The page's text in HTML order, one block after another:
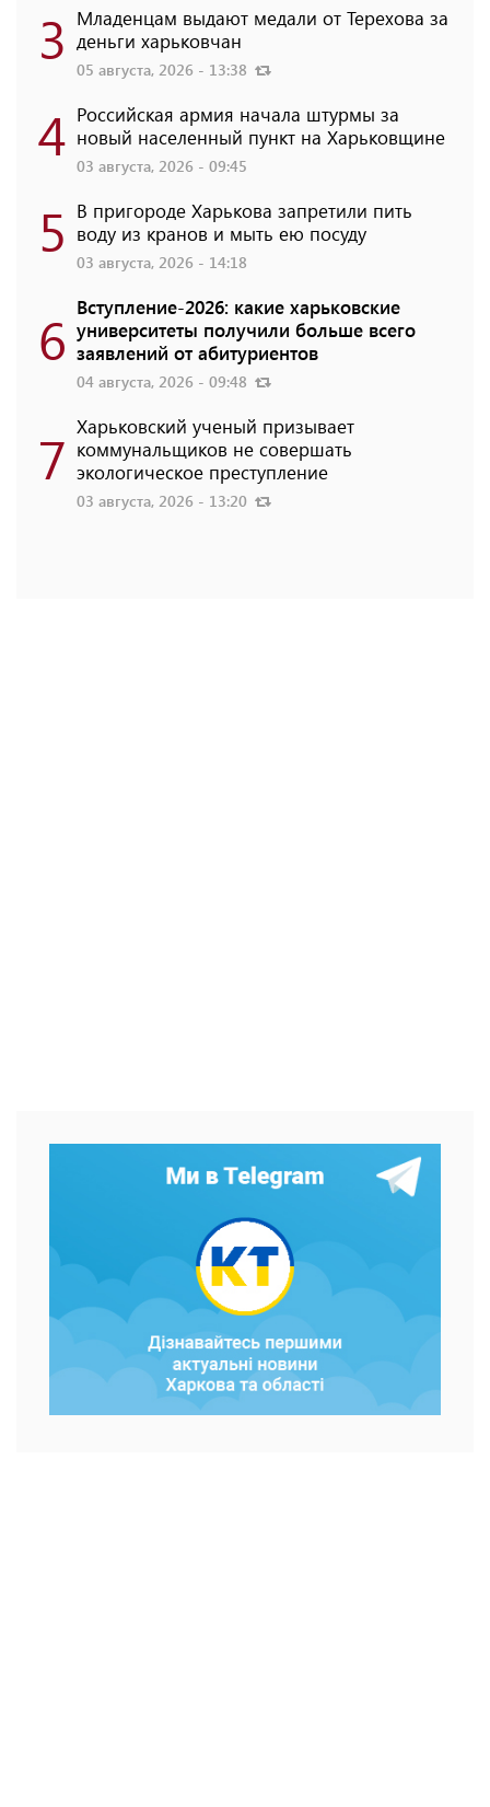
3 Младенцам выдают медали от Терехова за
деньги харьковчан
05 августа, 2026 - 13:38
4 Российская армия начала штурмы за
новый населенный пункт на Харьковщине
03 августа, 2026 - 09:45
5 В пригороде Харькова запретили пить
воду из кранов и мыть ею посуду
03 августа, 2026 - 14:18
6 Вступление-2026: какие харьковские
университеты получили больше всего
заявлений от абитуриентов
04 августа, 2026 - 09:48
7 Харьковский ученый призывает
коммунальщиков не совершать
экологическое преступление
03 августа, 2026 - 13:20